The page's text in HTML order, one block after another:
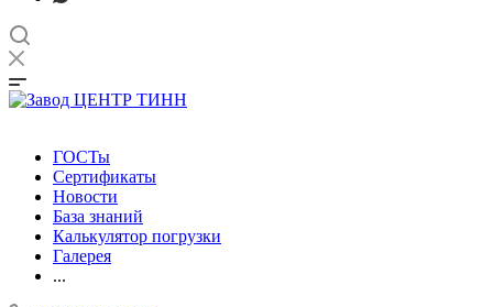
ГОСТы
Сертификаты
Новости
База знаний
Калькулятор погрузки
Галерея
...